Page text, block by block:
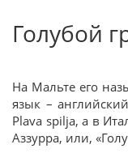
Голубой
На Мальте его
язык –
Plava spilja, а в
Аззурра, или,